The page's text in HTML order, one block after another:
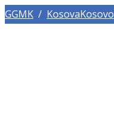
GGMK / KosovaKosovo